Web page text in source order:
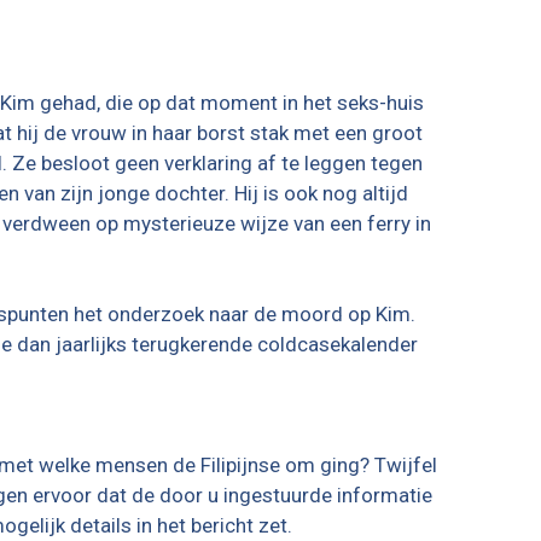
gehad, die op dat moment in het seks-huis
hij de vrouw in haar borst stak met een groot
besloot geen verklaring af te leggen tegen
van zijn jonge dochter. Hij is ook nog altijd
op mysterieuze wijze van een ferry in
het onderzoek naar de moord op Kim.
dan jaarlijks terugkerende coldcasekalender
welke mensen de Filipijnse om ging? Twijfel
ervoor dat de door u ingestuurde informatie
details in het bericht zet.